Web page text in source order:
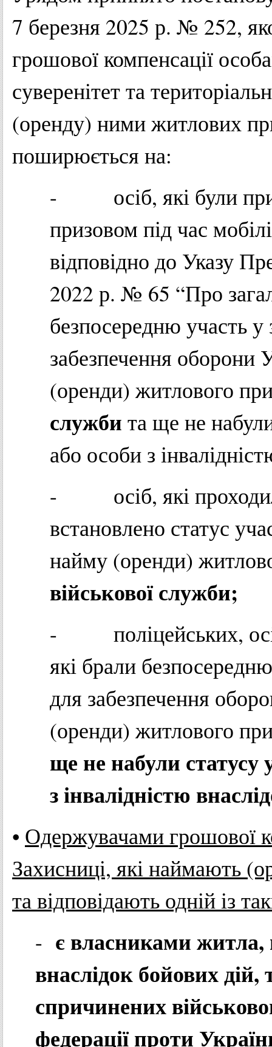
7 березня 2025 р. № 252,
грошової компенсації
суверенітет та
(оренду) ними житлових
поширюється на:
- осіб, які були
призовом під час
відповідно до Указу
2022 р. № 65 “Про
безпосередню участь у
забезпечення оборони
(оренди) житлового
служби та ще не
або особи з
- осіб, які
встановлено статус
найму (оренди)
військової служби;
- поліцейських, осіб
які брали
для забезпечення
(оренди) житлового
ще не набули статусу
з інвалідністю
• Одержувачами грошової
Захисниці, які наймають
та відповідають одній із
- є власниками
внаслідок бойових
спричинених
федерації проти